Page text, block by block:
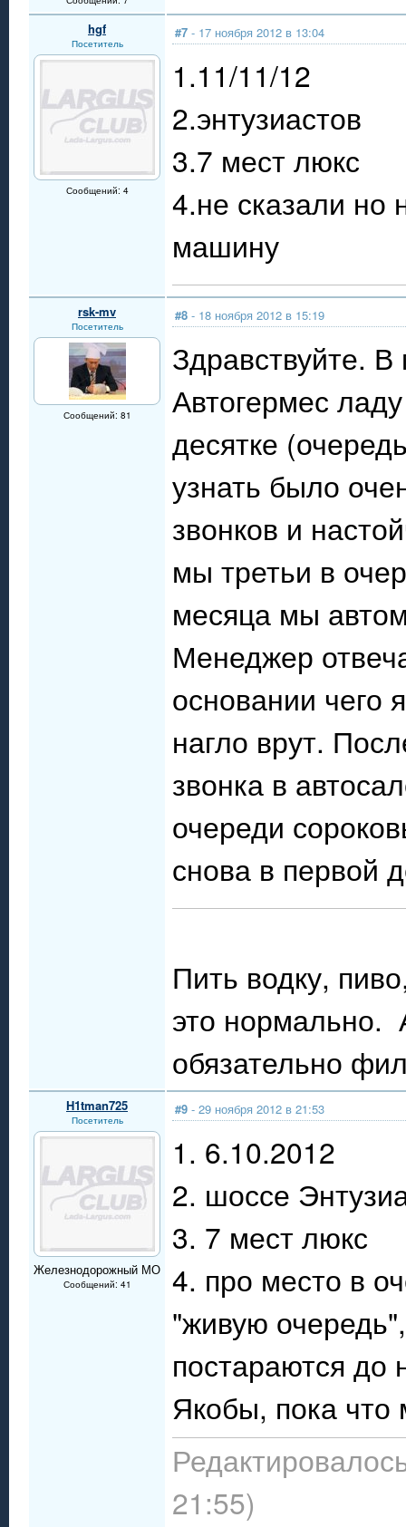
hgf
Посетитель
Сообщений: 4
#7 - 17 ноября 2012 в 13:04
1.11/11/12
2.энтузиастов
3.7 мест люкс
4.не сказали но
машину
rsk-mv
Посетитель
Сообщений: 81
#8 - 18 ноября 2012 в 15:19
Здравствуйте.
Автогермес
десятке
узнать было
звонков и
мы третьи в
месяца мы
Менеджер
основании чего
нагло врут.
звонка в
очереди
снова в первой
Пить водку,
это нормально.
обязательно
H1tman725
Посетитель
Железнодорожный МО
Сообщений: 41
#9 - 29 ноября 2012 в 21:53
1. 6.10.2012
2. шоссе
3. 7 мест люкс
4. про место в
"живую
постараются до
Якобы, пока что
21:55)